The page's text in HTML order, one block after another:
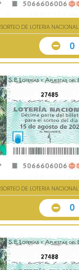
SORTEO DE LOTERIA NACIONAL
0
27485
SORTEO DE LOTERIA NACIONAL
0
27488